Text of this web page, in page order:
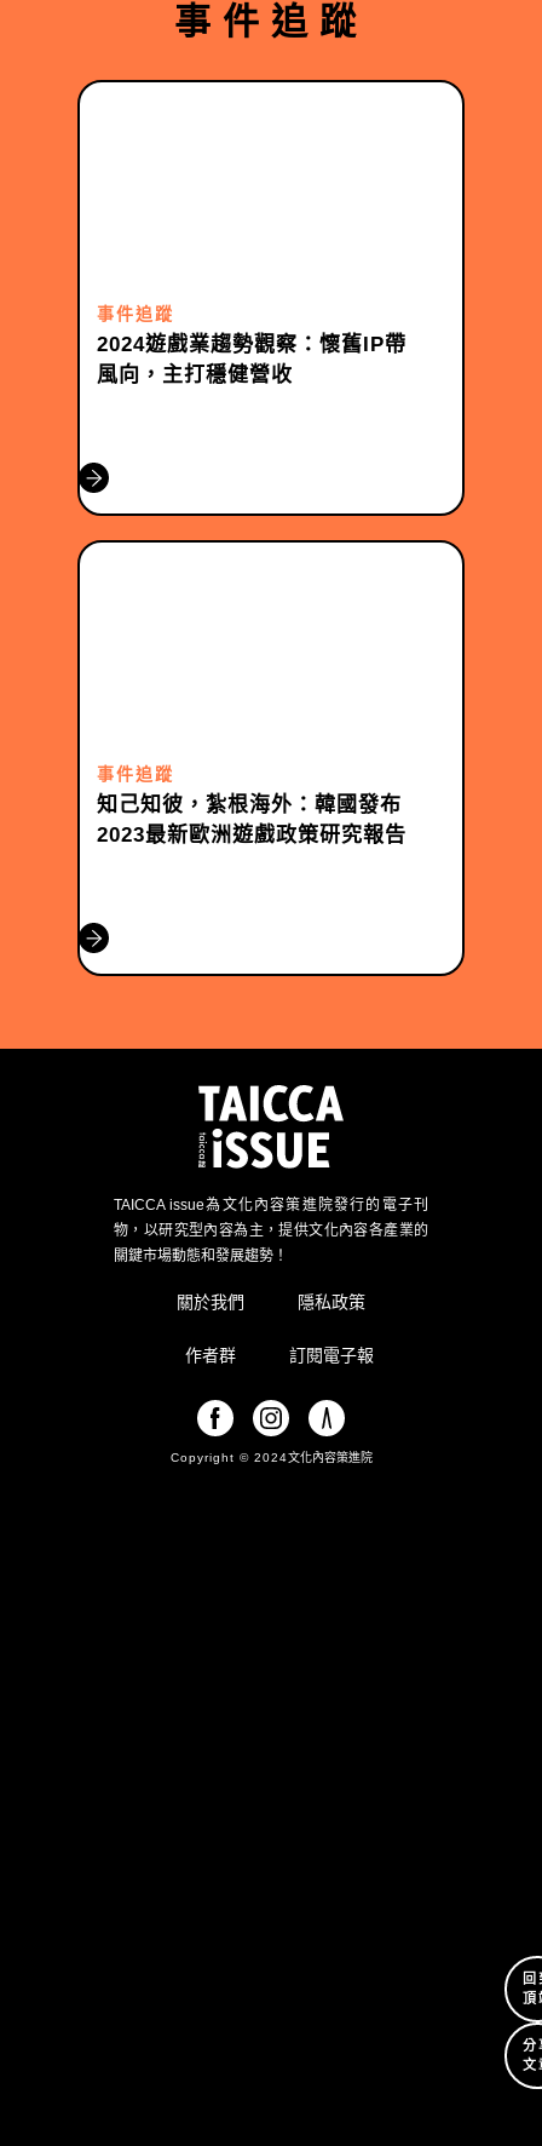
回
頂
分
文
事件追蹤
事件追蹤
2024遊戲業趨勢觀察：懷舊IP帶
風向，主打穩健營收
事件追蹤
知己知彼，紮根海外：韓國發布
2023最新歐洲遊戲政策研究報告
TAICCA issue為文化內容策進院發行的電子刊
物，以研究型內容為主，提供文化內容各產業的
關鍵市場動態和發展趨勢！
關於我們 隱私政策
作者群 訂閱電子報
Copyright © 2024文化內容策進院